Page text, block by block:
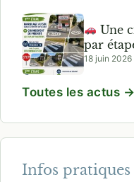
Une
par
18 juin 2026
Toutes les actus →
Infos pratiques